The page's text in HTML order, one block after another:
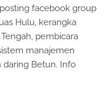
facebook group
Hulu, kerangka
pembicara
manajemen
daring Betun. Info